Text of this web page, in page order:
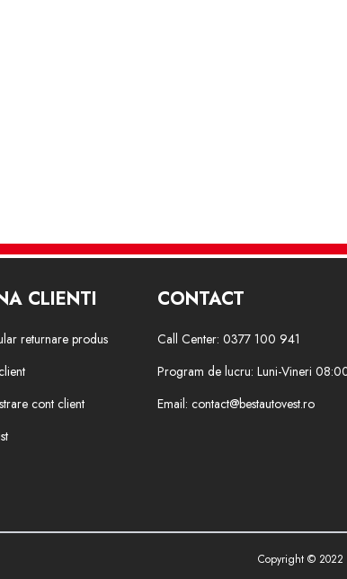
CLIENTI
returnare produs
cont client
CONTACT
Call Center: 0377 100 941
Program de lucru: Luni-Vineri
Email: contact@bestautovest.ro
Copyright © 2022